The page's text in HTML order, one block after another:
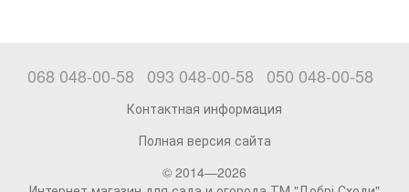
068 048-00-58 093 048-00-58 050 048-00-58
Контактная информация
Полная версия сайта
© 2014—2026